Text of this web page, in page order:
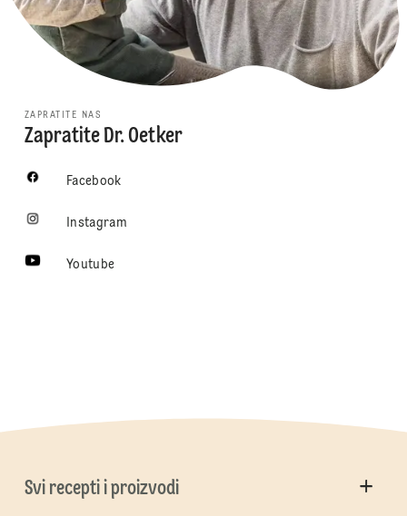
ZAPRATITE NAS
Zapratite Dr. Oetker
Facebook
Instagram
Youtube
Svi recepti i proizvodi